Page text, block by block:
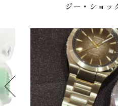
ジー・ショッ